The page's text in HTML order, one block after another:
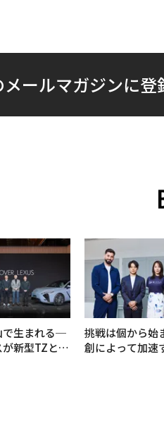
ールマガジンに登
で生まれる─
新型TZとE
挑戦は個から始
創によって加速